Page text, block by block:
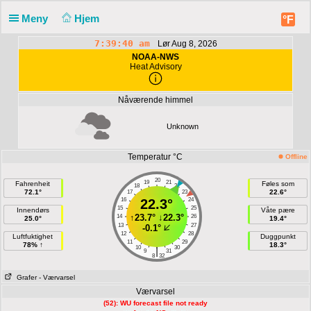
Meny Hjem °F
7:39:40 am
Lør Aug 8, 2026
NOAA-NWS
Heat Advisory
Nåværende himmel
Unknown
Temperatur °C Offline
Fahrenheit
72.1°
Innendørs
25.0°
Luftfuktighet
78% ↑
20
19 21
18
22
17
23
16
24
15
25
14
26
13
27
12
28
11
29
10
30
9 31
|
8 32
22.3°
↑23.7°↓22.3°
-0.1°
Føles som
22.6°
Våte pære
19.4°
Duggpunkt
18.3°
Grafer - Værvarsel
Værvarsel
(52): WU forecast file not ready